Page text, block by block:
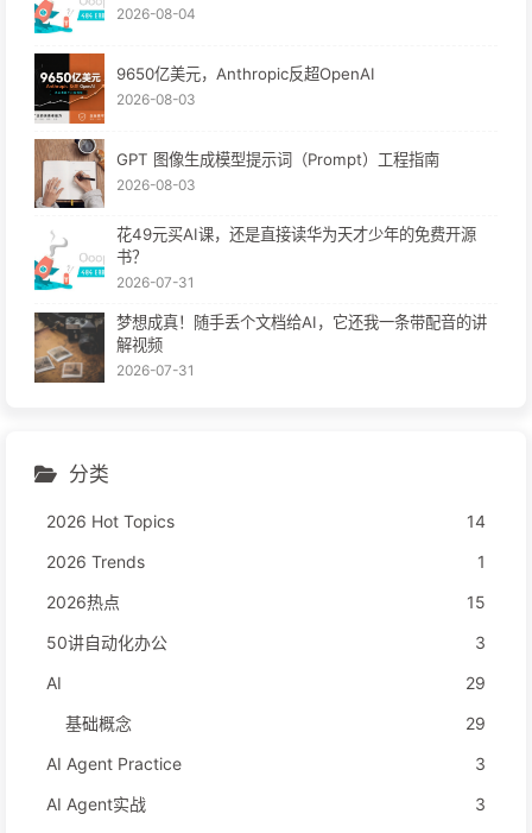
2026-08-04
9650亿美元，Anthropic反超OpenAI
2026-08-03
GPT 图像生成模型提示词（Prompt）工程指南
2026-08-03
花49元买AI课，还是直接读华为天才少年的免费开源
书？
2026-07-31
梦想成真！随手丢个文档给AI，它还我一条带配音的讲
解视频
2026-07-31
分类
2026 Hot Topics
14
2026 Trends
1
2026热点
15
50讲自动化办公
3
AI
29
基础概念
29
AI Agent Practice
3
AI Agent实战
3